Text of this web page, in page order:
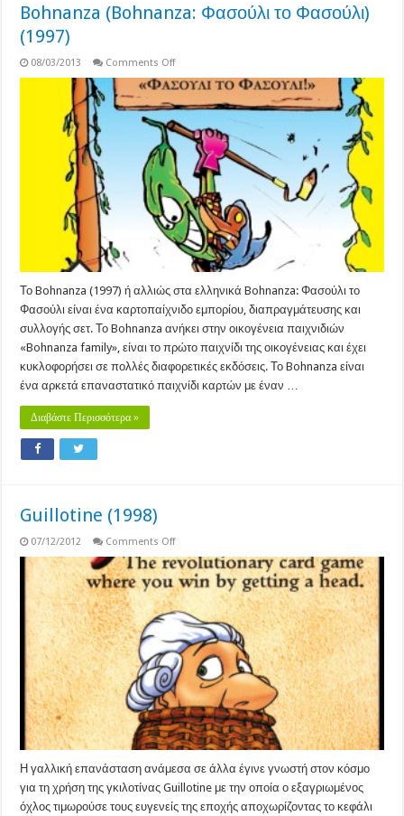
Bohnanza (Bohnanza: Φασούλι το Φασούλι)
(1997)
08/03/2013 Comments Offon
(Bohnanza:
το
Φασούλι)
(1997)
Το Bohnanza (1997) ή αλλιώς στα ελληνικά Bohnanza: Φασούλι το
Φασούλι είναι ένα καρτοπαίχνιδο εμπορίου, διαπραγμάτευσης και
συλλογής σετ. Το Bohnanza ανήκει στην οικογένεια παιχνιδιών
«Bohnanza family», είναι το πρώτο παιχνίδι της οικογένειας και έχει
κυκλοφορήσει σε πολλές διαφορετικές εκδόσεις. Το Bohnanza είναι
ένα αρκετά επαναστατικό παιχνίδι καρτών με έναν …
Διαβάστε Περισσότερα »
Guillotine (1998)
07/12/2012 Comments Offon
(1998)
Η γαλλική επανάσταση ανάμεσα σε άλλα έγινε γνωστή στον κόσμο
για τη χρήση της γκιλοτίνας Guillotine με την οποία ο εξαγριωμένος
όχλος τιμωρούσε τους ευγενείς της εποχής αποχωρίζοντας το κεφάλι